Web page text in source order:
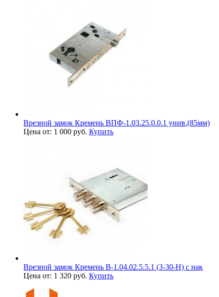
Врезной замок Кремень ВПФ-1.03.25.0.0.1 унив.(85мм)
Цена от: 1 000 руб. Купить
Врезной замок Кремень В-1.04.02.5.5.1 (3-30-Н) с нак
Цена от: 1 320 руб. Купить